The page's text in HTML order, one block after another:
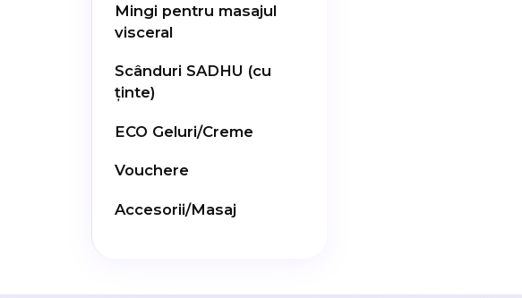
Mingi pentru masajul
visceral
Scânduri SADHU (cu
ținte)
ECO Geluri/Creme
Vouchere
Accesorii/Masaj